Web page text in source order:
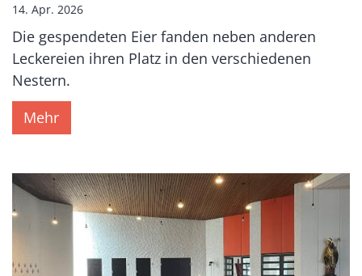
14. Apr. 2026
Die gespendeten Eier fanden neben anderen
Leckereien ihren Platz in den verschiedenen
Nestern.
Mehr